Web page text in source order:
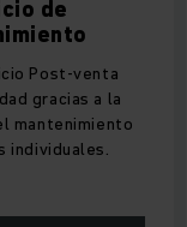
de
Post-venta
gracias a la
mantenimiento
individuales.